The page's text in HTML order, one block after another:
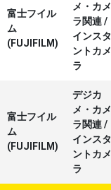
富士フイル
ム
(FUJIFILM)
メ・カメ
ラ関連/
インスタ
ントカメ
ラ
富士フイル
ム
(FUJIFILM)
デジカ
メ・カメ
ラ関連/
インスタ
ントカメ
ラ